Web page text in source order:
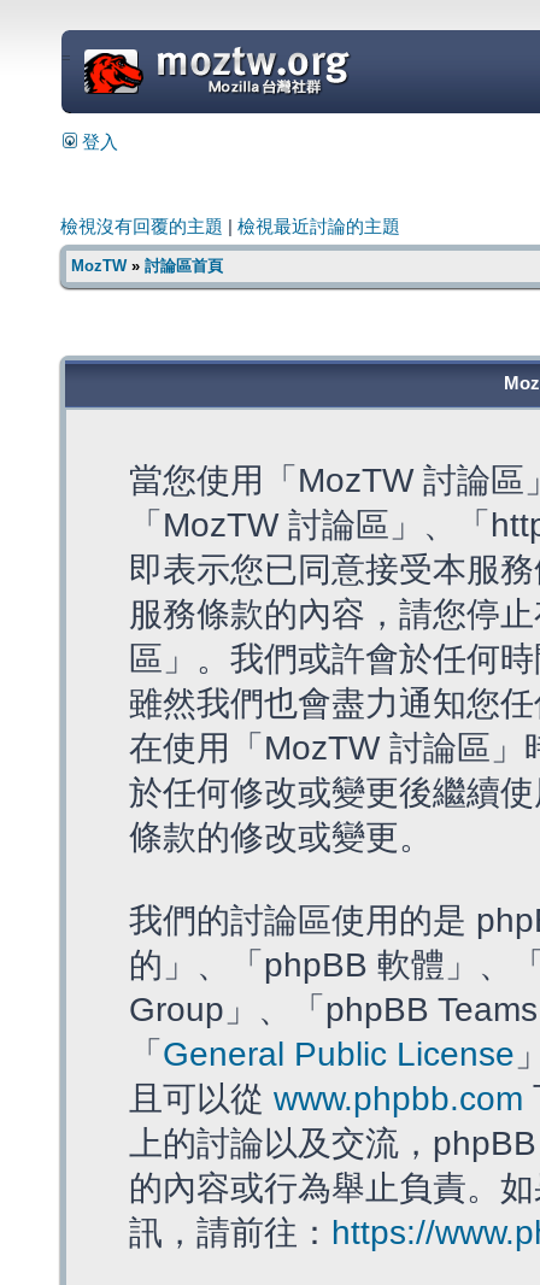
=
登入
檢視沒有回覆的主題 檢視最近討論的主題
MozTW» 討論區首頁
當您使用「MozTW 討論
「MozTW 討論區」、「
即表示您已同意接受本服
服務條款的內容，請您停
區」。我們或許會於任何
雖然我們也會盡力通知您
在使用「MozTW 討論區
於任何修改或變更後繼續
條款的修改或變更。
我們的討論區使用的是
的」、「phpBB 軟體」、
Group」、「phpBB
「 General Public License
且可以從 www.phpbb.com
上的討論以及交流，
的內容或行為舉止負責。
訊，請前往： https://